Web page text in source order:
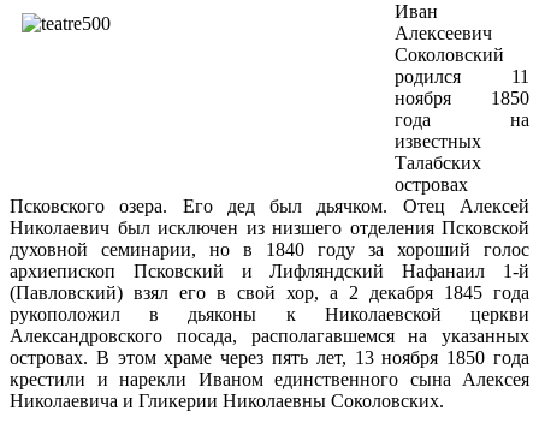
Иван
Алексеевич
Соколовский
родился 11
ноября 1850
года на
известных
Талабских
островах
Псковского озера. Его дед был дьячком. Отец Алексей
Николаевич был исключен из низшего отделения Псковской
духовной семинарии, но в 1840 году за хороший голос
архиепископ Псковский и Лифляндский Нафанаил 1-й
(Павловский) взял его в свой хор, а 2 декабря 1845 года
рукоположил в дьяконы к Николаевской церкви
Александровского посада, располагавшемся на указанных
островах. В этом храме через пять лет, 13 ноября 1850 года
крестили и нарекли Иваном единственного сына Алексея
Николаевича и Гликерии Николаевны Соколовских.